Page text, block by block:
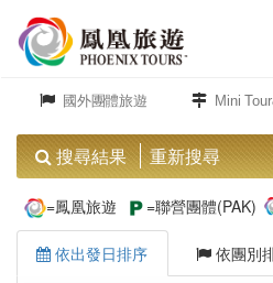
國外團體旅遊 Mini
旅
道
close
歐
洲
搜尋結果 重新搜尋
=鳳凰旅遊 =聯營團體(PAK)
依出發日排序 依團別